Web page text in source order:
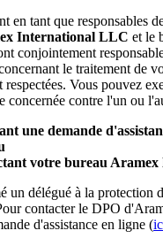
en tant que responsables
International LLC et le
conjointement
le traitement de
respectées. Vous pouvez
concernée contre l'un ou
une demande
votre bureau Aramex
un délégué à la protection
contacter le DPO
d'assistance en ligne (